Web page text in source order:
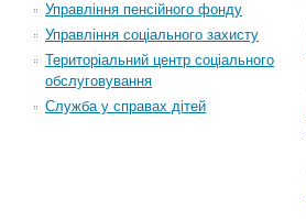
Управління пенсійного фонду
Управління соціального захисту
Територіальний центр соціального
обслуговування
Служба у справах дітей